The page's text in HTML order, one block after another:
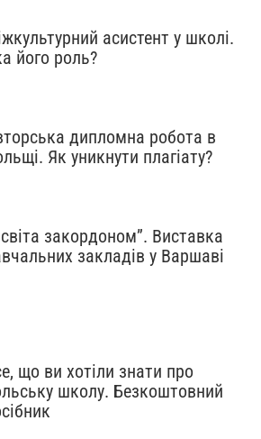
асистент у школі.
його роль?
дипломна робота в
Як уникнути плагіату?
закордоном”. Виставка
закладів у Варшаві
що ви хотіли знати про
школу. Безкоштовний